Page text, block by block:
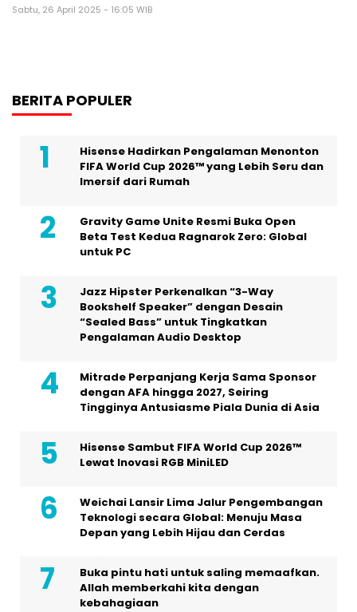
Sabtu, 26 April 2025 - 16:05 WIB
BERITA POPULER
Hisense Hadirkan Pengalaman Menonton
FIFA World Cup 2026™ yang Lebih Seru dan
Imersif dari Rumah
Gravity Game Unite Resmi Buka Open
Beta Test Kedua Ragnarok Zero: Global
untuk PC
Jazz Hipster Perkenalkan “3-Way
Bookshelf Speaker” dengan Desain
“Sealed Bass” untuk Tingkatkan
Pengalaman Audio Desktop
Mitrade Perpanjang Kerja Sama Sponsor
dengan AFA hingga 2027, Seiring
Tingginya Antusiasme Piala Dunia di Asia
Hisense Sambut FIFA World Cup 2026™
Lewat Inovasi RGB MiniLED
Weichai Lansir Lima Jalur Pengembangan
Teknologi secara Global: Menuju Masa
Depan yang Lebih Hijau dan Cerdas
Buka pintu hati untuk saling memaafkan.
Allah memberkahi kita dengan
kebahagiaan